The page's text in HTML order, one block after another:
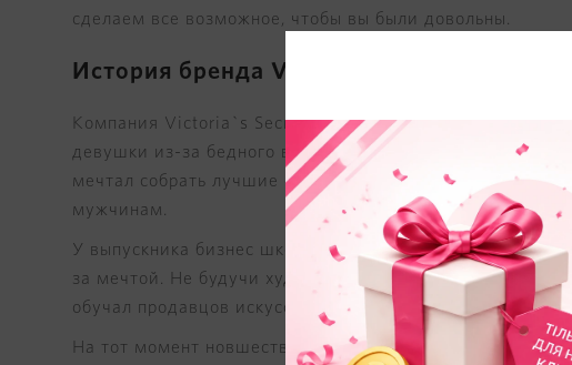
сделаем все возможное, чтобы вы были довольны.
История бренда Victoria`s Secret: как все
Компания Victoria`s Secret, основателем которой был
девушки из-за бедного выбора и неточной
мечтал собрать лучшие образцы нижнего белья и
мужчинам.
У выпускника бизнес школы в Стэнфорде не хватало
за мечтой. Не будучи художником или модельером, он
обучал продавцов искусству продаж.
На тот момент новшеством было создание каталогов